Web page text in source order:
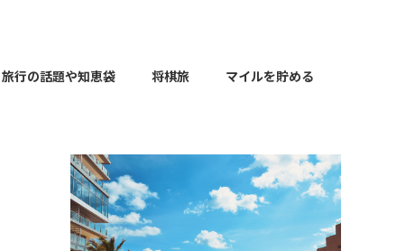
旅行の話題や知恵袋 将棋旅 マイルを貯める